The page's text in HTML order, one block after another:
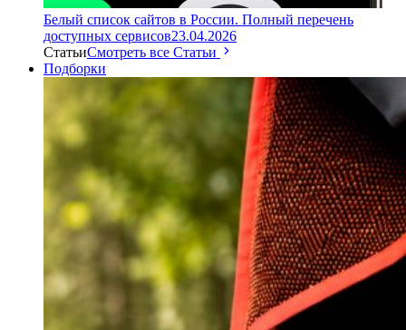
Белый список сайтов в России. Полный перечень
доступных сервисов23.04.2026
СтатьиСмотреть все Статьи
Подборки